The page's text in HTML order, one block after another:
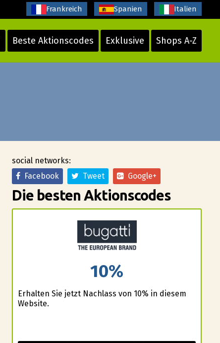
Beste Aktionscodes Exklusive Shops A-Z
Frankreich Spanien Italien
social networks:
Facebook
Tweet Google+
Die besten Aktionscodes
10%
Erhalten Sie jetzt Nachlass von 10% in diesem
Website.